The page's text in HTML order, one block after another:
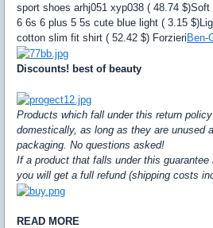
sport shoes arhj051 xyp038 ( 48.74
6 6s 6 plus 5 5s cute blue light ( 3.15
cotton slim fit shirt ( 52.42 $) ForzieriBen-
Discounts! best of beauty
Products which fall under this return
domestically, as long as they are unused
packaging. No questions asked!
If a product that falls under this guarantee
you will get a full refund (shipping costs
READ MORE